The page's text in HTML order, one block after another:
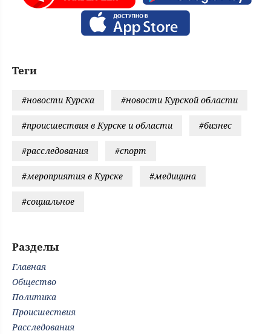
Теги
#новости Курска #новости Курской области
#происшествия в Курске и области #бизнес
#расследования #спорт
#мероприятия в Курске #медицина
#социальное
Разделы
Главная
Общество
Политика
Происшествия
Расследования